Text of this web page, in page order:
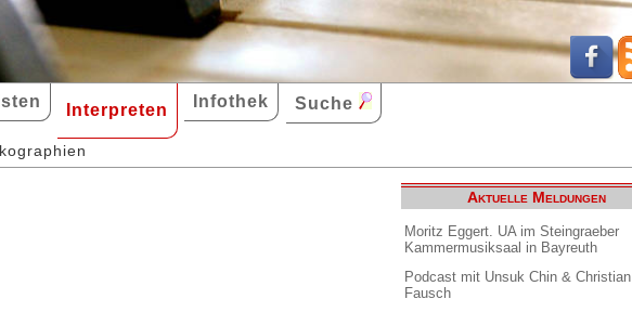
Interpreten Infothek Suche
Aktuelle Meldungen
Moritz Eggert. UA im Steingraeber
Kammermusiksaal in Bayreuth
Podcast mit Unsuk Chin & Christian
Fausch